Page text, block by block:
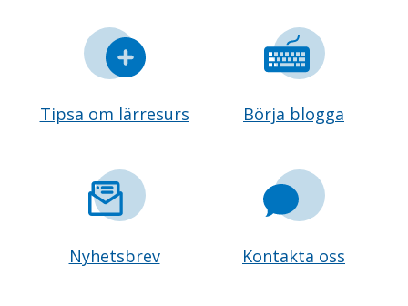
Tipsa om lärresurs Börja blogga
Nyhetsbrev Kontakta oss